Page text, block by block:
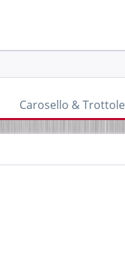
Carosello & Trottole